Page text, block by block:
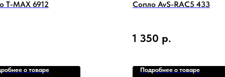
T-MAX 6912
о товаре
Сопло AvS-RAC5 433
1 350 р.
Подробнее о товаре